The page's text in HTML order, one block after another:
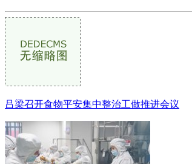
吕梁召开食物平安集中整治工做推进会议